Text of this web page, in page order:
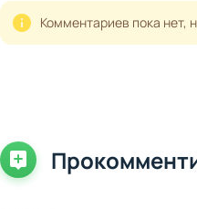
Комментариев пока нет,